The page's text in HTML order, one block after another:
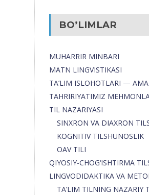
BO’LIMLAR
MUHARRIR MINBARI
MATN LINGVISTIKASI
TA’LIM ISLOHOTLARI —
TAHRIRIYATIMIZ
TIL NAZARIYASI
SINXRON VA DIAXRON
KOGNITIV TILSHUNOSLIK
OAV TILI
QIYOSIY-CHOG‘ISHTIRMA
LINGVODIDAKTIKA VA
TA’LIM TILNING NAZARIY